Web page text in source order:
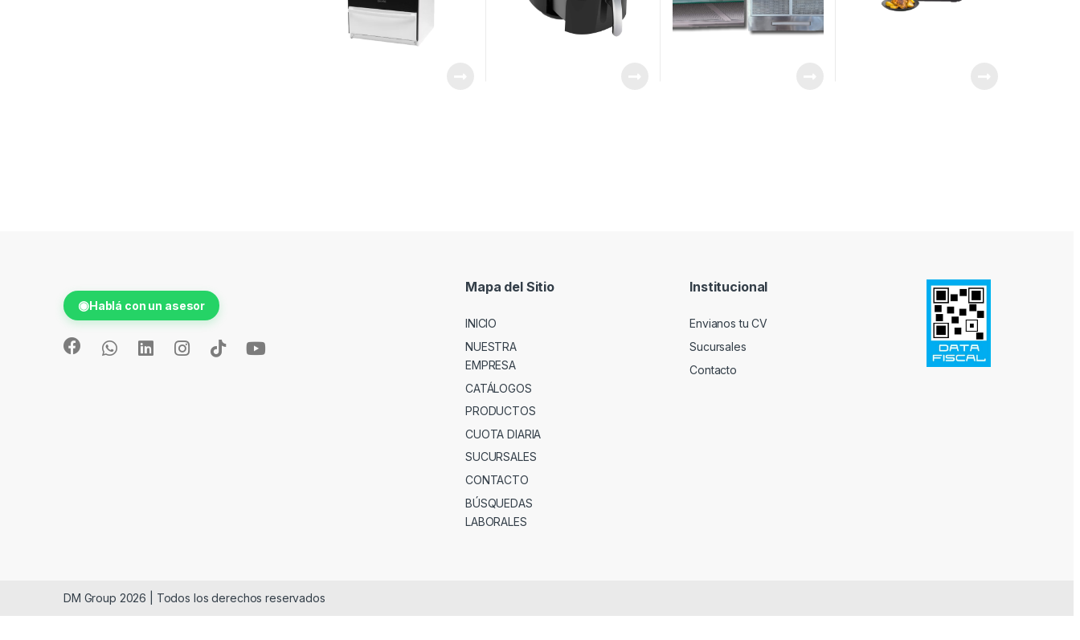
◉Hablá con un asesor
Mapa del Sitio
INICIO
NUESTRA
EMPRESA
CATÁLOGOS
PRODUCTOS
CUOTA DIARIA
SUCURSALES
CONTACTO
BÚSQUEDAS
LABORALES
Institucional
Envianos tu CV
Sucursales
Contacto
DM Group 2026 | Todos los derechos reservados